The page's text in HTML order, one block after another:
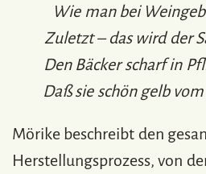
Wie man bei
Zuletzt – das wird der
Den Bäcker scharf in
Daß sie schön gelb
Mörike beschreibt den
Herstellungsprozess, von